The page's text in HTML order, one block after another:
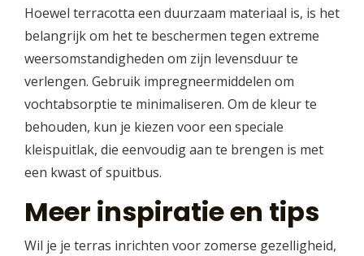
Hoewel terracotta een duurzaam materiaal is, is het
belangrijk om het te beschermen tegen extreme
weersomstandigheden om zijn levensduur te
verlengen. Gebruik impregneermiddelen om
vochtabsorptie te minimaliseren. Om de kleur te
behouden, kun je kiezen voor een speciale
kleispuitlak, die eenvoudig aan te brengen is met
een kwast of spuitbus.
Meer inspiratie en tips
Wil je je terras inrichten voor zomerse gezelligheid,